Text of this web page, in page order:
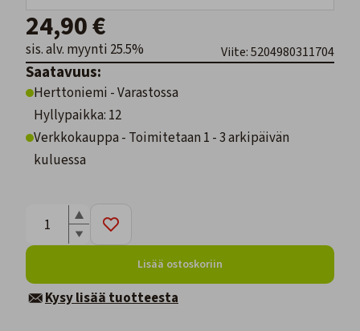
24,90 €
sis. alv. myynti 25.5% Viite: 5204980311704
Saatavuus:
Herttoniemi - Varastossa
Hyllypaikka: 12
Verkkokauppa - Toimitetaan 1 - 3 arkipäivän
kuluessa
Lisää ostoskoriin
Kysy lisää tuotteesta